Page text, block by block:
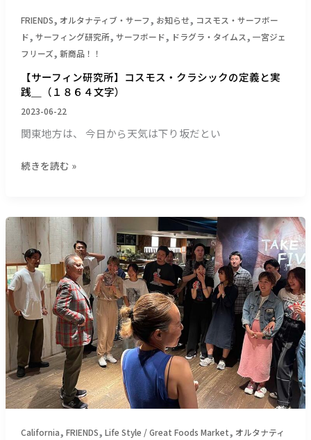
＿
（１
０
６
文
字）
FRIENDS, オルタナティブ・サーフ, お知らせ, コスモス・サーフボー
ド, サーフィング研究所, サーフボード, ドラグラ・タイムス, 一宮ジェ
フリーズ, 新商品！！
【サーフィン研究所】コスモス・クラシックの定義と実
践＿（１８６４文字）
2023-06-22
関東地方は、 今日から天気は下り坂だとい
ス・
ク
ラ
ッ
ク
の
定
と
（１
８
６
４
文
字）
続きを読む »
California, FRIENDS, Life Style / Great Foods Market, オルタナティ
【サ
ー
フ
ィ
ン
研
究
所】
ハ
ー
ビ
ー・
レ